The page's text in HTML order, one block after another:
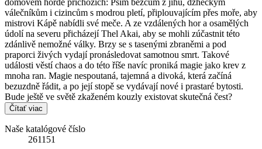
válečníkům i cizincům s modrou pletí, připlouvajícím přes moře, aby
mistrovi Kápě nabídli své meče. A ze vzdálených hor a osamělých
údolí na severu přicházejí Thel Akai, aby se mohli zúčastnit této
zdánlivě nemožné války. Brzy se s tasenými zbraněmi a pod
praporci živých vydají pronásledovat samotnou smrt. Takové
události věstí chaos a do této říše navíc proniká magie jako krev z
mnoha ran. Magie nespoutaná, tajemná a divoká, která začíná
bezuzdně řádit, a po její stopě se vydávají nové i prastaré bytosti.
Bude ještě ve světě zkaženém kouzly existovat skutečná čest?
Čítať viac
Naše katalógové číslo
261151